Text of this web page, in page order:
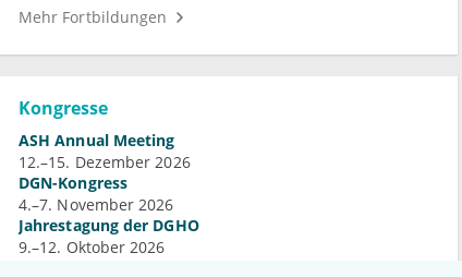
Mehr Fortbildungen
Kongresse
ASH Annual Meeting
12.–15. Dezember 2026
DGN-Kongress
4.–7. November 2026
Jahrestagung der DGHO
9.–12. Oktober 2026